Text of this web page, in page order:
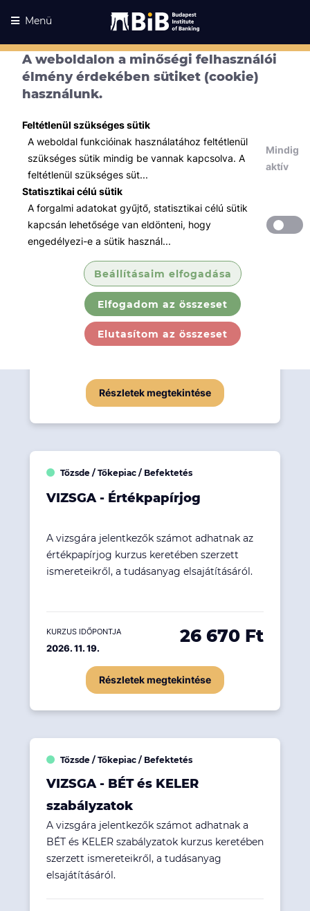
A weboldalon a minőségi felhasználói
élmény érdekében sütiket (cookie)
használunk.
Feltétlenül szükséges sütik
A weboldal funkcióinak használatához feltétlenül
szükséges sütik mindig be vannak kapcsolva. A
feltétlenül szükséges süt...
Mindig
aktív
Statisztikai célú sütik
A forgalmi adatokat gyűjtő, statisztikai célú sütik
kapcsán lehetősége van eldönteni, hogy
engedélyezi-e a sütik használ...
Beállításaim elfogadása
Elfogadom az összeset
Elutasítom az összeset
Menü
Kurzusaink
Minden témában
Összes
Tőzsde / Tőkepiac / Befektetés
VIZSGA - Közgazdaságtan
A vizsgára jelentkezők számot adhatnak a
közgazdaságtan kurzus keretében szerzett
ismereteikről, a tudásanyag elsajátításáról.
KURZUS IDŐPONTJA 26 670 Ft
Részletek megtekintése
Tőzsde / Tőkepiac / Befektetés
VIZSGA - Értékpapírjog
A vizsgára jelentkezők számot adhatnak az
értékpapírjog kurzus keretében szerzett
ismereteikről, a tudásanyag elsajátításáról.
KURZUS IDŐPONTJA
2026. 11. 19.
26 670 Ft
Részletek megtekintése
Tőzsde / Tőkepiac / Befektetés
VIZSGA - BÉT és KELER
szabályzatok
A vizsgára jelentkezők számot adhatnak a
BÉT és KELER szabályzatok kurzus keretében
szerzett ismereteikről, a tudásanyag
elsajátításáról.